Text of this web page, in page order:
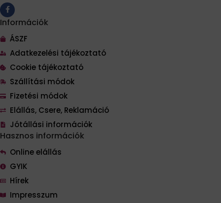
Információk
ÁSZF
Adatkezelési tájékoztató
Cookie tájékoztató
Szállítási módok
Fizetési módok
Elállás, Csere, Reklamáció
Jótállási információk
Hasznos információk
Online elállás
GYIK
Hírek
Impresszum